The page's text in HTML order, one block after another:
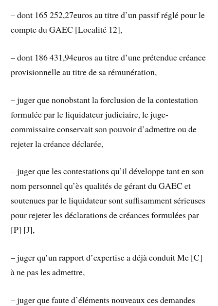
– dont 165 252,27euros au titre d’un passif réglé pour le
compte du GAEC [Localité 12],
– dont 186 431,94euros au titre d’une prétendue créance
provisionnelle au titre de sa rémunération,
– juger que nonobstant la forclusion de la contestation
formulée par le liquidateur judiciaire, le juge-
commissaire conservait son pouvoir d’admettre ou de
rejeter la créance déclarée,
– juger que les contestations qu’il développe tant en son
nom personnel qu’ès qualités de gérant du GAEC et
soutenues par le liquidateur sont suffisamment sérieuses
pour rejeter les déclarations de créances formulées par
[P] [J],
– juger qu’un rapport d’expertise a déjà conduit Me [C]
à ne pas les admettre,
– juger que faute d’éléments nouveaux ces demandes